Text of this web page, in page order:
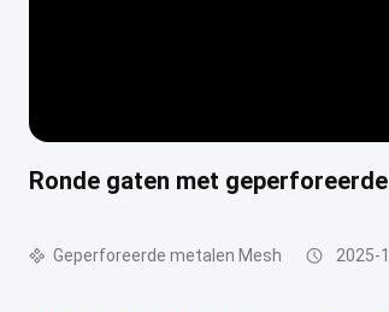
Ronde gaten met
Geperforeerde metalen Mesh 2025-